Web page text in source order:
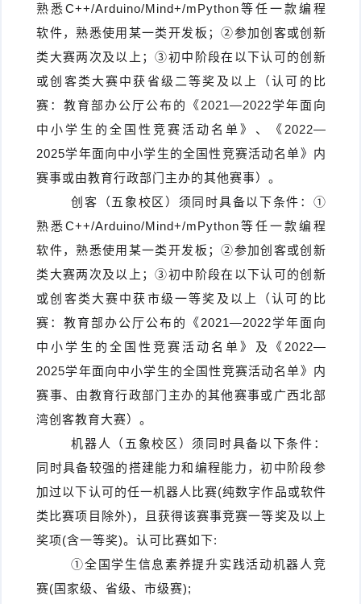
熟悉C++/Arduino/Mind+/mPython等任一款编程
软件，熟悉使用某一类开发板；②参加创客或创新
类大赛两次及以上；③初中阶段在以下认可的创新
或创客类大赛中获省级二等奖及以上（认可的比
赛：教育部办公厅公布的《2021—2022学年面向
中小学生的全国性竞赛活动名单》、《2022—
2025学年面向中小学生的全国性竞赛活动名单》内
赛事或由教育行政部门主办的其他赛事）。
创客（五象校区）须同时具备以下条件：①
熟悉C++/Arduino/Mind+/mPython等任一款编程
软件，熟悉使用某一类开发板；②参加创客或创新
类大赛两次及以上；③初中阶段在以下认可的创新
或创客类大赛中获市级一等奖及以上（认可的比
赛：教育部办公厅公布的《2021—2022学年面向
中小学生的全国性竞赛活动名单》及《2022—
2025学年面向中小学生的全国性竞赛活动名单》内
赛事、由教育行政部门主办的其他赛事或广西北部
湾创客教育大赛）。
机器人（五象校区）须同时具备以下条件：
同时具备较强的搭建能力和编程能力，初中阶段参
加过以下认可的任一机器人比赛(纯数字作品或软件
类比赛项目除外)，且获得该赛事竞赛一等奖及以上
奖项(含一等奖)。认可比赛如下:
①全国学生信息素养提升实践活动机器人竞
赛(国家级、省级、市级赛);